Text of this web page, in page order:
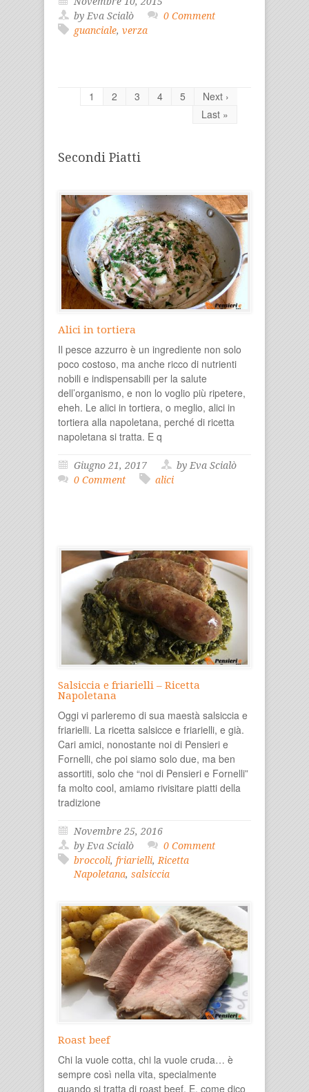
by Eva Scialò
0 Comment
guanciale, verza
1 2 3 4 5
Next ›
Last »
Secondi Piatti
Alici in tortiera
Il pesce azzurro è un ingrediente non solo
poco costoso, ma anche ricco di nutrienti
nobili e indispensabili per la salute
dell’organismo, e non lo voglio più ripetere,
eheh. Le alici in tortiera, o meglio, alici in
tortiera alla napoletana, perché di ricetta
napoletana si tratta. E q
Giugno 21, 2017
by Eva Scialò
0 Comment
alici
Salsiccia e friarielli – Ricetta
Napoletana
Oggi vi parleremo di sua maestà salsiccia e
friarielli. La ricetta salsicce e friarielli, e già.
Cari amici, nonostante noi di Pensieri e
Fornelli, che poi siamo solo due, ma ben
assortiti, solo che “noi di Pensieri e Fornelli”
fa molto cool, amiamo rivisitare piatti della
tradizione
Novembre 25, 2016
by Eva Scialò
0 Comment
broccoli, friarielli, Ricetta
Napoletana, salsiccia
Roast beef
Chi la vuole cotta, chi la vuole cruda… è
sempre così nella vita, specialmente
quando si tratta di roast beef. E, come dico